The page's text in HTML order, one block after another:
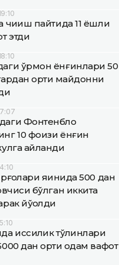
чиқиш пайтида 11 ёшли
этди
ўрмон ёнғинлари 50
ортиқ майдонни
Фонтенбло
10 фоизи ёнғин
айланди
яқинида 500 дан
бўлган иккита
йўқолди
иссиқлик тўлқинлари
дан ортиқ одам вафот